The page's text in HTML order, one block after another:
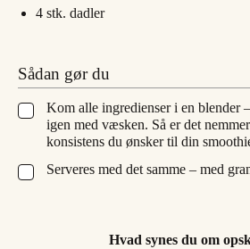
4 stk. dadler
Sådan gør du
▢
Kom alle ingredienser i en blender
igen med væsken. Så er det
konsistens du ønsker til din
▢
Serveres med det samme – med
Hvad synes du om